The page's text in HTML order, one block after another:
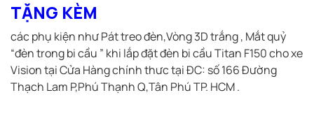
TẶNG KÈM
các phụ kiện như Pát treo đèn,Vòng 3D trắng , Mắt quỷ
“đèn trong bi cầu ” khi lắp đặt đèn bi cầu Titan F150 cho xe
Vision tại Cửa Hàng chính thưc tại ĐC: số 166 Đường
Thạch Lam P,Phú Thạnh Q,Tân Phú TP. HCM .